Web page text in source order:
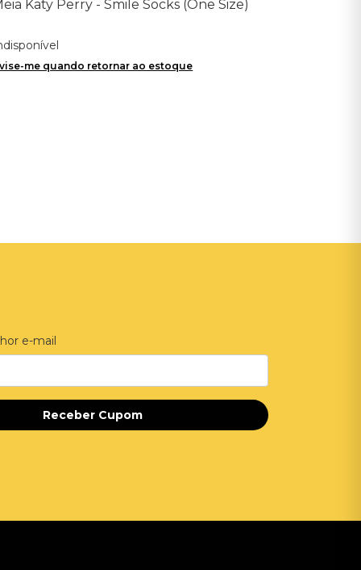
Katy Perry - Smile Socks (One Size)
me quando retornar ao estoque
e-mail
Receber Cupom